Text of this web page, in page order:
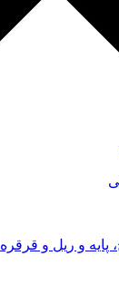
و ریل و قرقره